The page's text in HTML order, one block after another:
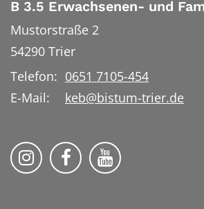
B 3.5 Erwachsenen- und
Mustorstraße 2
54290 Trier
Telefon: 0651 7105-454
E-Mail:
keb@bistum-trier.de
KEB Bildung Leben auf
KEB Bildung Leben
KEB Bildung